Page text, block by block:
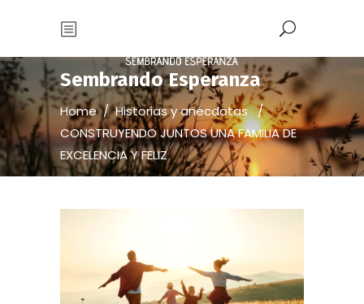
Sembrando Esperanza
Home/Historias y anécdotas/
CONSTRUYENDO JUNTOS UNA FAMILIA DE
EXCELENCIA Y FELIZ